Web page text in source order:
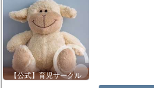
【公式】育児サークル